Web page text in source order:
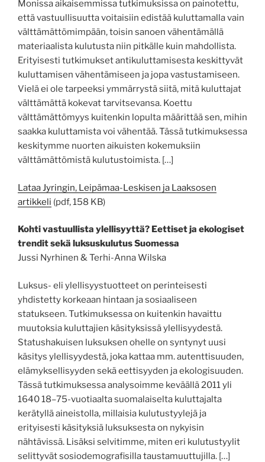
Monissa aikaisemmissa tutkimuksissa on painotettu,
että vastuullisuutta voitaisiin edistää kuluttamalla vain
välttämättömimpään, toisin sanoen vähentämällä
materiaalista kulutusta niin pitkälle kuin mahdollista.
Erityisesti tutkimukset antikuluttamisesta keskittyvät
kuluttamisen vähentämiseen ja jopa vastustamiseen.
Vielä ei ole tarpeeksi ymmärrystä siitä, mitä kuluttajat
välttämättä kokevat tarvitsevansa. Koettu
välttämättömyys kuitenkin lopulta määrittää sen, mihin
saakka kuluttamista voi vähentää. Tässä tutkimuksessa
keskitymme nuorten aikuisten kokemuksiin
välttämättömistä kulutustoimista. […]
Lataa Jyringin, Leipämaa-Leskisen ja Laaksosen
artikkeli (pdf, 158 KB)
Kohti vastuullista ylellisyyttä? Eettiset ja ekologiset
trendit sekä luksuskulutus Suomessa
Jussi Nyrhinen & Terhi-Anna Wilska
Luksus- eli ylellisyystuotteet on perinteisesti
yhdistetty korkeaan hintaan ja sosiaaliseen
statukseen. Tutkimuksessa on kuitenkin havaittu
muutoksia kuluttajien käsityksissä ylellisyydestä.
Statushakuisen luksuksen ohelle on syntynyt uusi
käsitys ylellisyydestä, joka kattaa mm. autenttisuuden,
elämyksellisyyden sekä eettisyyden ja ekologisuuden.
Tässä tutkimuksessa analysoimme keväällä 2011 yli
1640 18–75-vuotiaalta suomalaiselta kuluttajalta
kerätyllä aineistolla, millaisia kulutustyylejä ja
erityisesti käsityksiä luksuksesta on nykyisin
nähtävissä. Lisäksi selvitimme, miten eri kulutustyylit
selittyvät sosiodemografisilla taustamuuttujilla. […]